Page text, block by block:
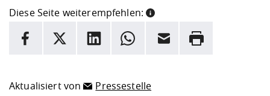
Diese Seite weiterempfehlen:
INFORMATION
Hier stehen weitere Informationen und ein Link zur
Facebook
X LinkedInWhatsappE-Mail Drucken
Aktualisiert von Pressestelle